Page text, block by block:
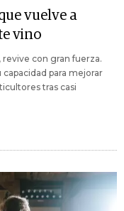
vuelve a
vino
con gran fuerza.
para mejorar
tras casi